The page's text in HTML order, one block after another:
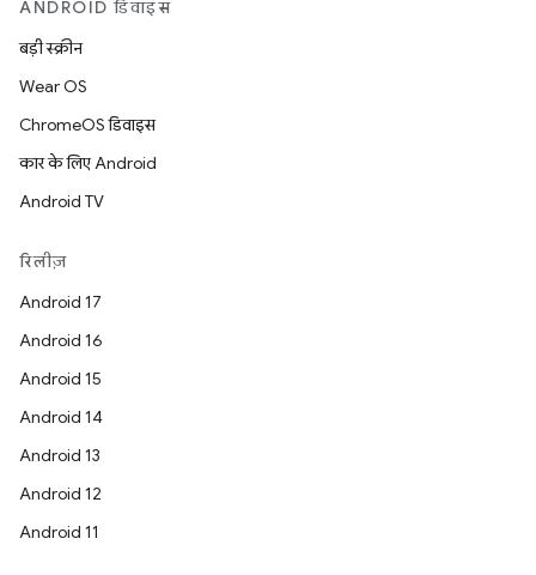
ANDROID डिवाइस
बड़ी स्क्रीन
Wear OS
ChromeOS डिवाइस
कार के लिए Android
Android TV
रिलीज़
Android 17
Android 16
Android 15
Android 14
Android 13
Android 12
Android 11